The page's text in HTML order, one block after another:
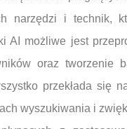
narzędzi i technik,
AI możliwe jest
oraz tworzenie
przekłada się
wyszukiwania i